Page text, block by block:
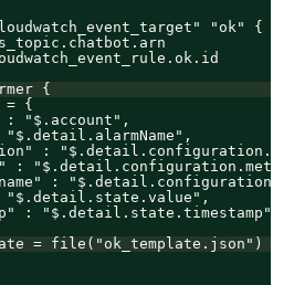
"ok" {
{
= {
: "$.account",
:
:
:
: "$.detail.state.timestamp"
= file("ok_template.json")